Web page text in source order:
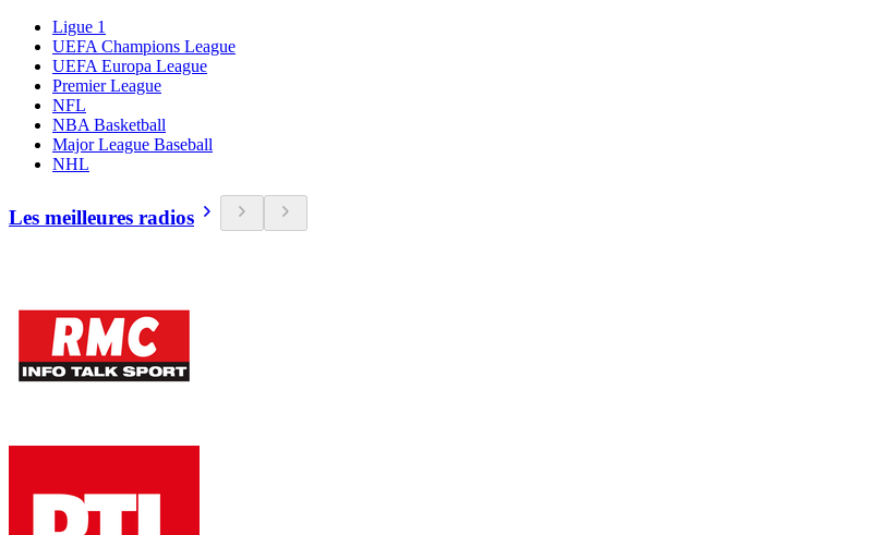
Ligue 1
UEFA Champions League
UEFA Europa League
Premier League
NFL
NBA Basketball
Major League Baseball
NHL
Les meilleures radios